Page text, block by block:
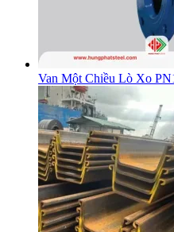
Van Một Chiều Lò Xo